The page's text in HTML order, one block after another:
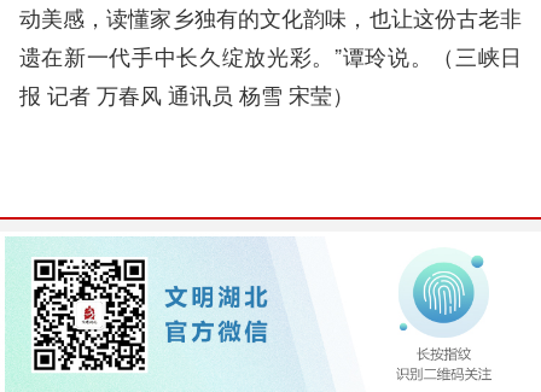
动美感，读懂家乡独有的文化韵味，也让这份古老非
遗在新一代手中长久绽放光彩。”谭玲说。（三峡日
报 记者 万春风 通讯员 杨雪 宋莹）